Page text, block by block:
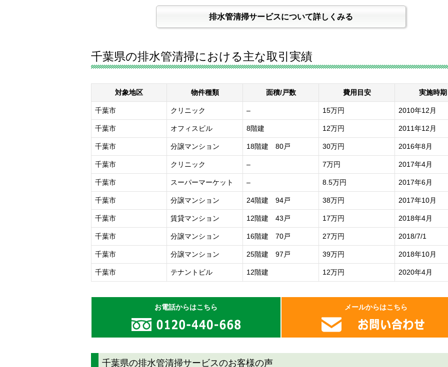
排水管清掃サービスについて詳しくみる
千葉県の排水管清掃における主な取引実績
対象地区 物件種類 面積/戸数 費用目安 実施時期
千葉市 クリニック – 15万円 2010年12月
千葉市 オフィスビル 8階建 12万円 2011年12月
千葉市 分譲マンション 18階建 80戸 30万円 2016年8月
千葉市 クリニック – 7万円 2017年4月
千葉市 スーパーマーケット – 8.5万円 2017年6月
千葉市 分譲マンション 24階建 94戸 38万円 2017年10月
千葉市 賃貸マンション 12階建 43戸 17万円 2018年4月
千葉市 分譲マンション 16階建 70戸 27万円 2018/7/1
千葉市 分譲マンション 25階建 97戸 39万円 2018年10月
千葉市 テナントビル 12階建 12万円 2020年4月
お電話からはこちら メールからはこちら
千葉県の排水管清掃サービスのお客様の声